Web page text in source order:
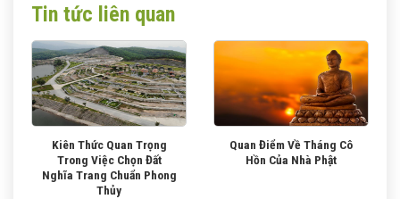
Tin tức liên quan
Kiên Thức Quan Trọng
Trong Việc Chọn Đất
Nghĩa Trang Chuẩn Phong
Thủy
Quan Điểm Về Tháng Cô
Hồn Của Nhà Phật